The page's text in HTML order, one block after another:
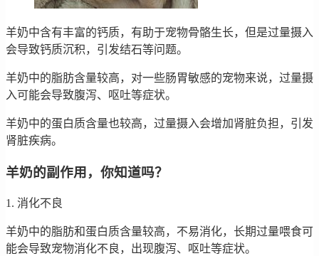
羊奶中含有丰富的钙质，有助于宠物骨骼生长，但是过量摄入
会导致钙质沉积，引发结石等问题。
羊奶中的脂肪含量较高，对一些肠胃敏感的宠物来说，过量摄
入可能会导致腹泻、呕吐等症状。
羊奶中的蛋白质含量也较高，过量摄入会增加肾脏负担，引发
肾脏疾病。
羊奶的副作用，你知道吗？
1. 消化不良
羊奶中的脂肪和蛋白质含量较高，不易消化，长期过量喂食可
能会导致宠物消化不良，出现腹泻、呕吐等症状。